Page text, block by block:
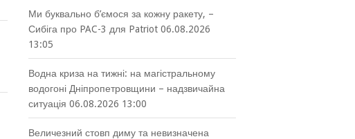
Ми буквально б’ємося за кожну ракету, –
Сибіга про PAC-3 для Patriot 06.08.2026
13:05
Водна криза на тижні: на магістральному
водогоні Дніпропетровщини – надзвичайна
ситуація 06.08.2026 13:00
Величезний стовп диму та невизначена